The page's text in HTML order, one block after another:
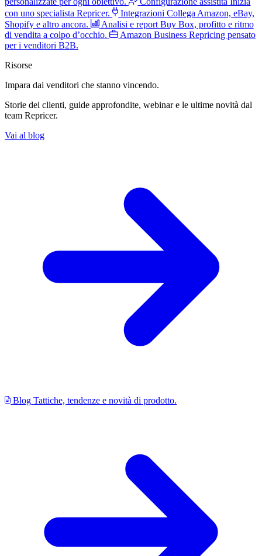
con uno specialista Repricer.
Integrazioni Collega Amazon, eBay,
Shopify e altro ancora.
Analisi e report Buy Box, profitto e ritmo
di vendita a colpo d’occhio.
Amazon Business Repricing pensato
per i venditori B2B.
Risorse
Impara dai venditori che stanno vincendo.
Storie dei clienti, guide approfondite, webinar e le ultime novità dal
team Repricer.
Vai al blog
Blog Tattiche, tendenze e novità di prodotto.